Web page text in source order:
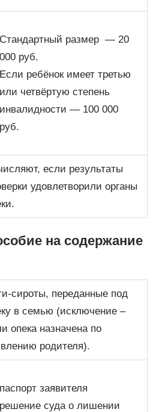
Стандартный размер — 20
000 руб.
Если ребёнок имеет третью
или четвёртую степень
инвалидности — 100 000
руб.
если результаты
удовлетворили органы
на содержание
сироты, переданные под
в семью (исключение –
опека назначена по
родителя).
паспорт заявителя
решение суда о лишении